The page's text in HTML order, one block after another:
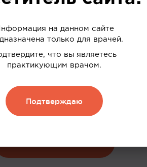
их на скидку
на данном сайте
только для врачей.
что вы являетесь
практикующим врачом.
Подтверждаю